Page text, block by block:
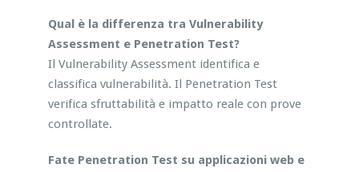
Qual è la differenza tra Vulnerability
Assessment e Penetration Test?
Il Vulnerability Assessment identifica e
classifica vulnerabilità. Il Penetration Test
verifica sfruttabilità e impatto reale con prove
controllate.
Fate Penetration Test su applicazioni web e